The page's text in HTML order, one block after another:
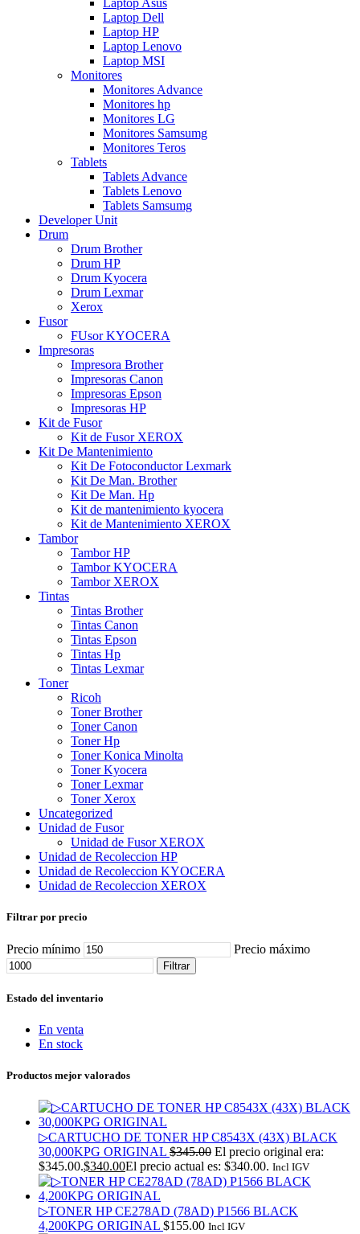
Laptop Asus
Laptop Dell
Laptop HP
Laptop Lenovo
Laptop MSI
Monitores
Monitores Advance
Monitores hp
Monitores LG
Monitores Samsumg
Monitores Teros
Tablets
Tablets Advance
Tablets Lenovo
Tablets Samsumg
Developer Unit
Drum
Drum Brother
Drum HP
Drum Kyocera
Drum Lexmar
Xerox
Fusor
FUsor KYOCERA
Impresoras
Impresora Brother
Impresoras Canon
Impresoras Epson
Impresoras HP
Kit de Fusor
Kit de Fusor XEROX
Kit De Mantenimiento
Kit De Fotoconductor Lexmark
Kit De Man. Brother
Kit De Man. Hp
Kit de mantenimiento kyocera
Kit de Mantenimiento XEROX
Tambor
Tambor HP
Tambor KYOCERA
Tambor XEROX
Tintas
Tintas Brother
Tintas Canon
Tintas Epson
Tintas Hp
Tintas Lexmar
Toner
Ricoh
Toner Brother
Toner Canon
Toner Hp
Toner Konica Minolta
Toner Kyocera
Toner Lexmar
Toner Xerox
Uncategorized
Unidad de Fusor
Unidad de Fusor XEROX
Unidad de Recoleccion HP
Unidad de Recoleccion KYOCERA
Unidad de Recoleccion XEROX
Filtrar por precio
Precio mínimo Precio máximo
Filtrar
Estado del inventario
En venta
En stock
Productos mejor valorados
▷CARTUCHO DE TONER HP C8543X (43X) BLACK
30,000KPG ORIGINAL $345.00 El precio original era:
$345.00.$340.00El precio actual es: $340.00. Incl IGV
▷TONER HP CE278AD (78AD) P1566 BLACK
4,200KPG ORIGINAL $155.00 Incl IGV